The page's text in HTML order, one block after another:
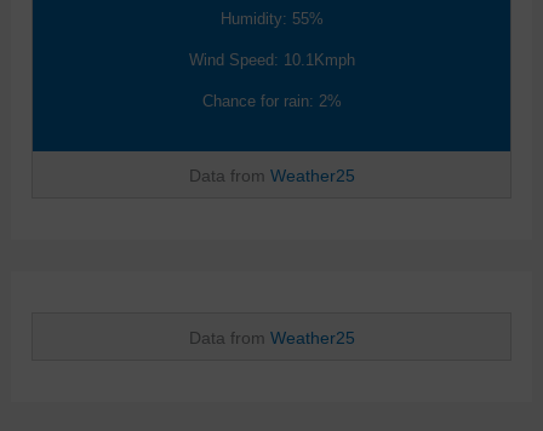
Humidity: 55%
Wind Speed: 10.1Kmph
Chance for rain: 2%
Data from Weather25
Data from Weather25